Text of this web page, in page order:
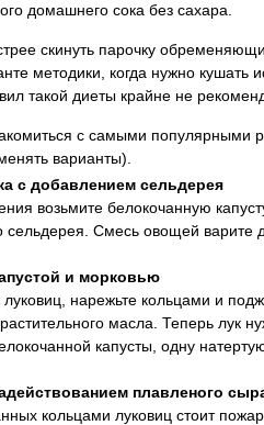
домашнего сока без сахара.
скинуть парочку
методики, когда нужно кушать
такой диеты крайне не
с самыми популярными
варианты).
с добавлением сельдерея
возьмите белокочанную
Смесь овощей варите
и морковью
луковиц, нарежьте кольцами и
масла. Теперь лук
капусты, одну
плавленого
кольцами луковиц стоит